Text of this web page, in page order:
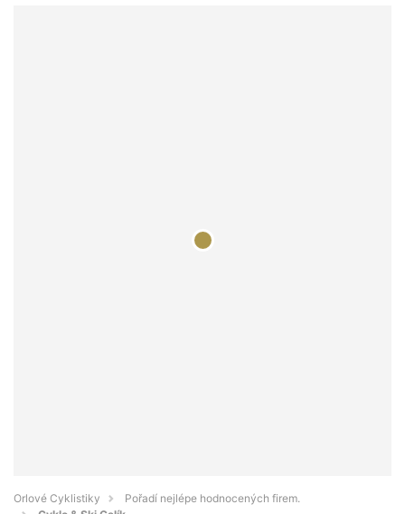
Orlové Cyklistiky
Pořadí nejlépe hodnocených firem.